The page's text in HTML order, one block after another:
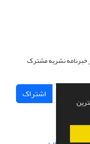
خبرنامه نشریه مشترک
اشتراک